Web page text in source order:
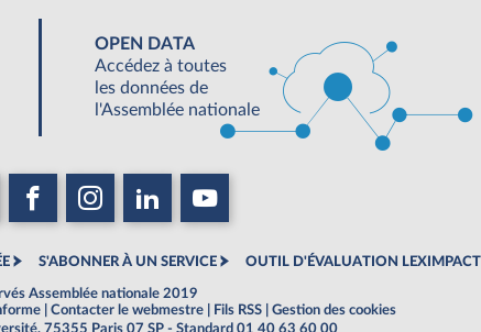
OPEN DATA
Accédez à toutes
les données de
l'Assemblée nationale
S'ABONNER À UN SERVICE OUTIL D'ÉVALUATION LEXIMPACT
Assemblée nationale 2019
Contacter le webmestre Fils RSS
Gestion des cookies
75355 Paris 07 SP - Standard 01 40 63 60 00